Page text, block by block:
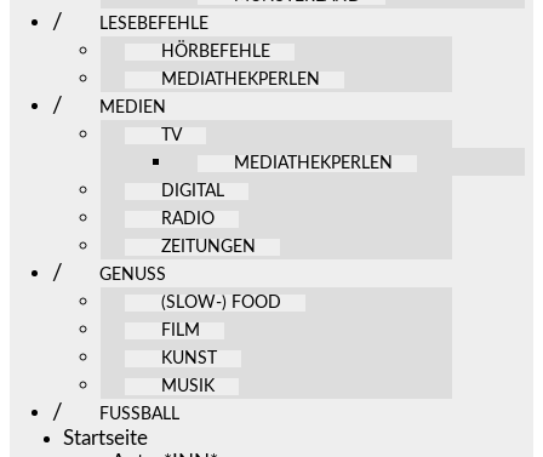
LESEBEFEHLE
HÖRBEFEHLE
MEDIATHEKPERLEN
MEDIEN
TV
MEDIATHEKPERLEN
DIGITAL
RADIO
ZEITUNGEN
GENUSS
(SLOW-) FOOD
FILM
KUNST
MUSIK
FUSSBALL
Startseite